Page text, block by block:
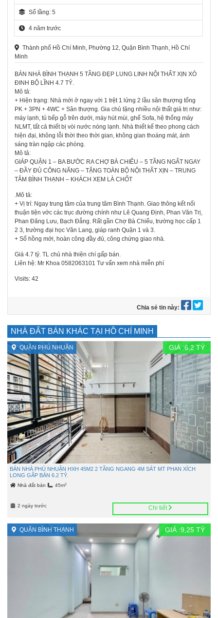
Số tầng: 5
4 năm trước
Thành phố Hồ Chí Minh, Phường 12, Quận Bình Thạnh, Hồ Chí
Minh
BÁN NHÀ BÌNH THẠNH 5 TẦNG ĐẸP LUNG LINH NỘI THẤT XỊN XÒ
ĐINH BỘ LĨNH 4.7 TỶ.
Mô tả:
+ Hiện trạng: Nhà mới ở ngay với 1 trệt 1 lửng 2 lầu sân thượng tổng
PK + 3PN + 4WC + Sân thượng. Gia chủ tặng nhiều nội thất giá trị như:
máy lạnh, tủ bếp gỗ trên dưới, máy hút mùi, ghế Sofa, hệ thống máy
NLMT, tất cả thiết bị vòi nước nóng lạnh. Nhà thiết kế theo phong cách
hiện đại, không lỗi thời theo thời gian, không gian thoáng mát, ánh
sáng tràn ngập các phòng.
Mô tả:
GIÁP QUẬN 1 – BA BƯỚC RA CHỢ BÀ CHIỂU – 5 TẦNG NGẤT NGAY
– ĐẦY ĐỦ CÔNG NĂNG – TẶNG TOÀN BỘ NỘI THẤT XỊN – TRUNG
TÂM BÌNH THẠNH – KHÁCH XEM LÀ CHỐT
.Mô tả:
+ Vị trí: Ngay trung tâm của trung tâm Bình Thạnh. Giao thông kết nối
thuận tiện vớc các trục đường chính như Lê Quang Định, Phan Văn Trị,
Phan Đăng Lưu, Bạch Đẳng. Rất gần Chợ Bà Chiểu, trường học cấp 1
2 3, trường đại học Văn Lang, giáp ranh Quận 1 và 3.
+ Sổ hồng mới, hoàn công đầy đủ, công chứng giao nhà.
Giá 4.7 tỷ. TL chủ nhà thiện chí gấp bán.
Liên hệ: Mr Khoa 0582063101 Tư vấn xem nhà miễn phí
Visits: 42
Chia sẻ tin này:
NHÀ ĐẤT BÁN KHÁC TẠI HỒ CHÍ MINH
QUẬN PHÚ NHUẬN GIÁ :6,2 TỶ
BÁN NHÀ PHÚ NHUẬN HXH 45M2 2 TẦNG NGANG 4M SÁT MT PHAN XÍCH
LONG GẤP BÁN 6.2 TỶ.
Nhà đất bán 45m2
2 ngày trước Chi tiết
QUẬN BÌNH THẠNH GIÁ :9,25 TỶ